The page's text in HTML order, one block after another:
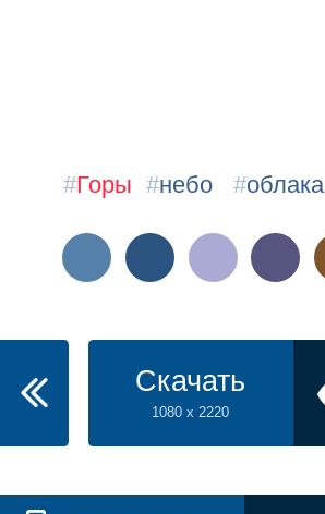
#Горы #небо #облака
Скачать
1080 x 2220